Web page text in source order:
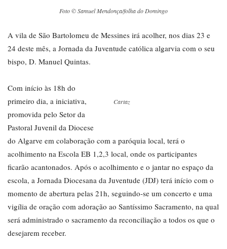
Foto © Samuel Mendonça/folha do Domingo
A vila de São Bartolomeu de Messines irá acolher, nos dias 23 e
24 deste mês, a Jornada da Juventude católica algarvia com o seu
bispo, D. Manuel Quintas.
Cartaz
Com início às 18h do
primeiro dia, a iniciativa,
promovida pelo Setor da
Pastoral Juvenil da Diocese
do Algarve em colaboração com a paróquia local, terá o
acolhimento na Escola EB 1,2,3 local, onde os participantes
ficarão acantonados. Após o acolhimento e o jantar no espaço da
escola, a Jornada Diocesana da Juventude (JDJ) terá início com o
momento de abertura pelas 21h, seguindo-se um concerto e uma
vigília de oração com adoração ao Santíssimo Sacramento, na qual
será administrado o sacramento da reconciliação a todos os que o
desejarem receber.